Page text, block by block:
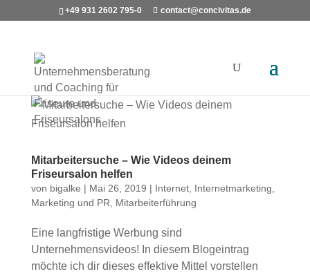
+49 931 2602 795-0 contact@concivitas.de
Mitarbeitersuche – Wie Videos deinem
Friseursalon helfen
von bigalke | Mai 26, 2019 | Internet, Internetmarketing
Marketing und PR
Mitarbeiterführung
Eine langfristige Werbung sind
Unternehmensvideos! In diesem Blogeintrag
möchte ich dir dieses effektive Mittel vorstellen